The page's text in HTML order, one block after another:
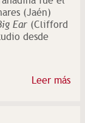
(Jaén)
Ear (Clifford
desde
Leer más